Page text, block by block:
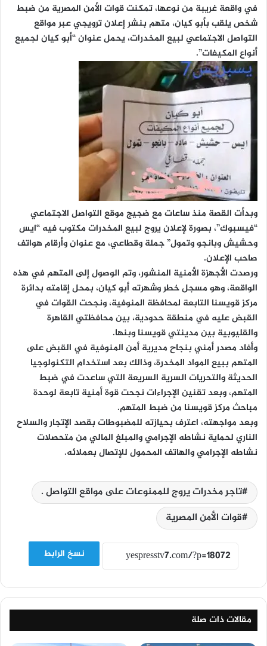
في واقعة غريبة من نوعها، تمكنت قوات الأمن المصرية من ضبط
شخص يلقب بأبو كيان، متهم بنشر إعلان ترويجي عبر مواقع
التواصل الاجتماعي لبيع المخدرات، يحمل عنوان “أبو كيان لجميع
أنواع المكيفات”.
وبدأت القصة منذ ساعات مع ضجيج موقع التواصل الاجتماعي
“فيسبوك”، بصورة لإعلان يروج لبيع المخدرات مكتوب فيه “ايس
وحشيش وبانجو وتمول” جملة وقطاعي، مع عنوان وأرقام هواتف
صاحب الإعلان.
ورصدت الأجهزة الأمنية المنشور، وتم الوصول إلى المتهم في هذه
الواقعة، وهو مسجل خطر وشهرته أبو كيان، بمحل إقامته بدائرة
مركز قويسنا التابعة لمحافظة المنوفية، ونجحت القوات في
القبض عليه في منطقة حدودية، بين محافظتي القاهرة
والقليوبية بين مدينتي قويسنا وبنها.
وأفاد مصدر أمني بنجاح مديرية أمن المنوفية في القبض على
المتهم ببيع المواد المخدرة، وذالك بعد استخدام التكنولوجيا
الحديثة والتحريات السرية السريعة التي ساعدت في ضبط
المتهم، وبعد تقنين الإجراءات نجحت قوة أمنية تابعة لوحدة
مباحث مركز قويسنا من ضبط المتهم.
وبعد مواجهته، اعترف بحيازته للمضبوطات بقصد الإتجار والسلاح
الناري لحماية نشاطه الإجرامي والمبلغ المالي من متحصلات
نشاطه الإجرامي والهاتف المحمول للإتصال بعملائه.
تاجر مخدرات يروج للممنوعات على مواقع التواصل .
قوات الأمن المصرية
نسخ الرابط
مقالات ذات صلة